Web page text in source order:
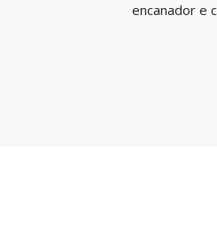
encanador e